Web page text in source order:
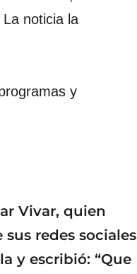
noticia la
y
Vivar, quien
redes sociales
y escribió: “Que